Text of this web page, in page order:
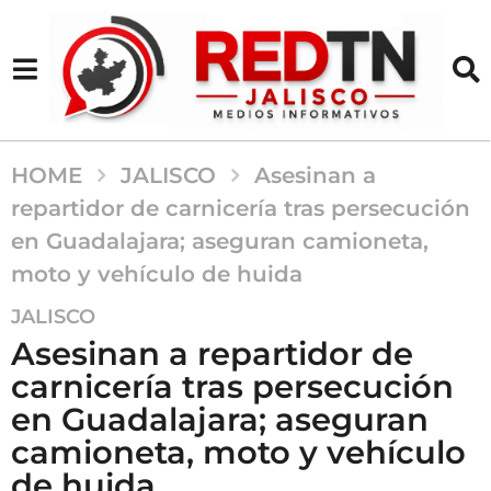
HOME JALISCO
Asesinan a
repartidor de carnicería tras persecución
en Guadalajara; aseguran camioneta,
moto y vehículo de huida
3
m
e
s
e
s
a
JALISCO
Asesinan a repartidor de
carnicería tras persecución
en Guadalajara; aseguran
camioneta, moto y vehículo